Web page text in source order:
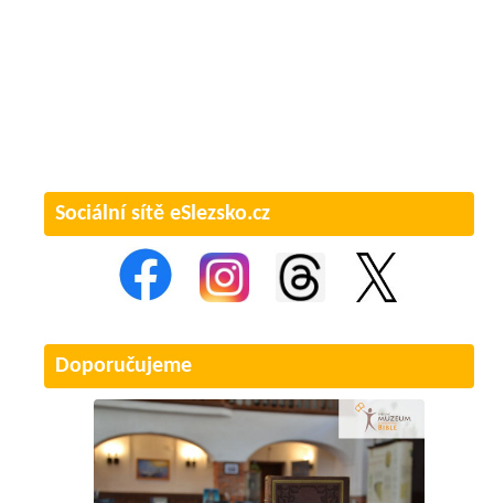
Sociální sítě eSlezsko.cz
Doporučujeme